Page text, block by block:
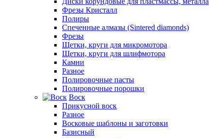
Фрезы Кристалл
Полиры
Спеченные алмазы (Sintered diamonds)
Фрезы
Щетки, круги для микромотора
Щетки, круги для шлифмотора
Камни
Разное
Полировочные пасты
Полировочные порошки
Воск
Прикусной воск
Разное
Восковые шаблоны и заготовки
Базисный